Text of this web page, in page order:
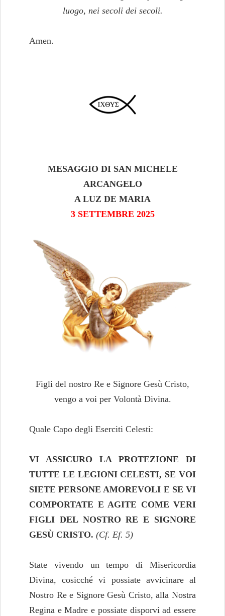
luogo, nei secoli dei secoli.
Amen.
MESAGGIO DI SAN MICHELE
ARCANGELO
A LUZ DE MARIA
3 SETTEMBRE 2025
Figli del nostro Re e Signore Gesù Cristo,
vengo a voi per Volontà Divina.
Quale Capo degli Eserciti Celesti:
VI ASSICURO LA PROTEZIONE DI
TUTTE LE LEGIONI CELESTI, SE VOI
SIETE PERSONE AMOREVOLI E SE VI
COMPORTATE E AGITE COME VERI
FIGLI DEL NOSTRO RE E SIGNORE
GESÙ CRISTO. (Cf. Ef. 5)
State vivendo un tempo di Misericordia
Divina, cosicché vi possiate avvicinare al
Nostro Re e Signore Gesù Cristo, alla Nostra
Regina e Madre e possiate disporvi ad essere